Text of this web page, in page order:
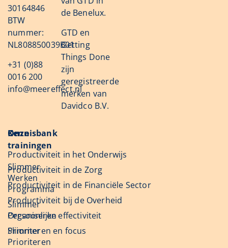
30164846
BTW
nummer:
NL808850039B01
+31 (0)88
0016 200
info@meereffect.nl
de Benelux.
GTD en
Getting
Things Done
zijn
geregistreerde
merken van
Davidco B.V.
Onze
trainingen
Slimmer
Werken
Programma
Slimmer
Organiseren
Slimmer
Prioriteren
Kennisbank
Productiviteit in het Onderwijs
Productiviteit in de Zorg
Productiviteit in de Financiële Sector
Productiviteit bij de Overheid
Persoonlijke effectiviteit
Prioriteren en focus